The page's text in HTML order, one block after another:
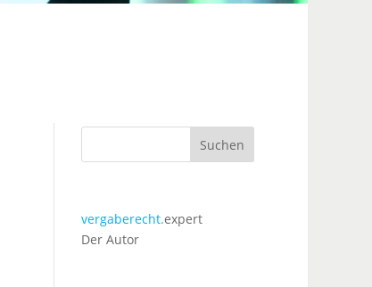
Suchen
vergaberecht.expert
Der Autor